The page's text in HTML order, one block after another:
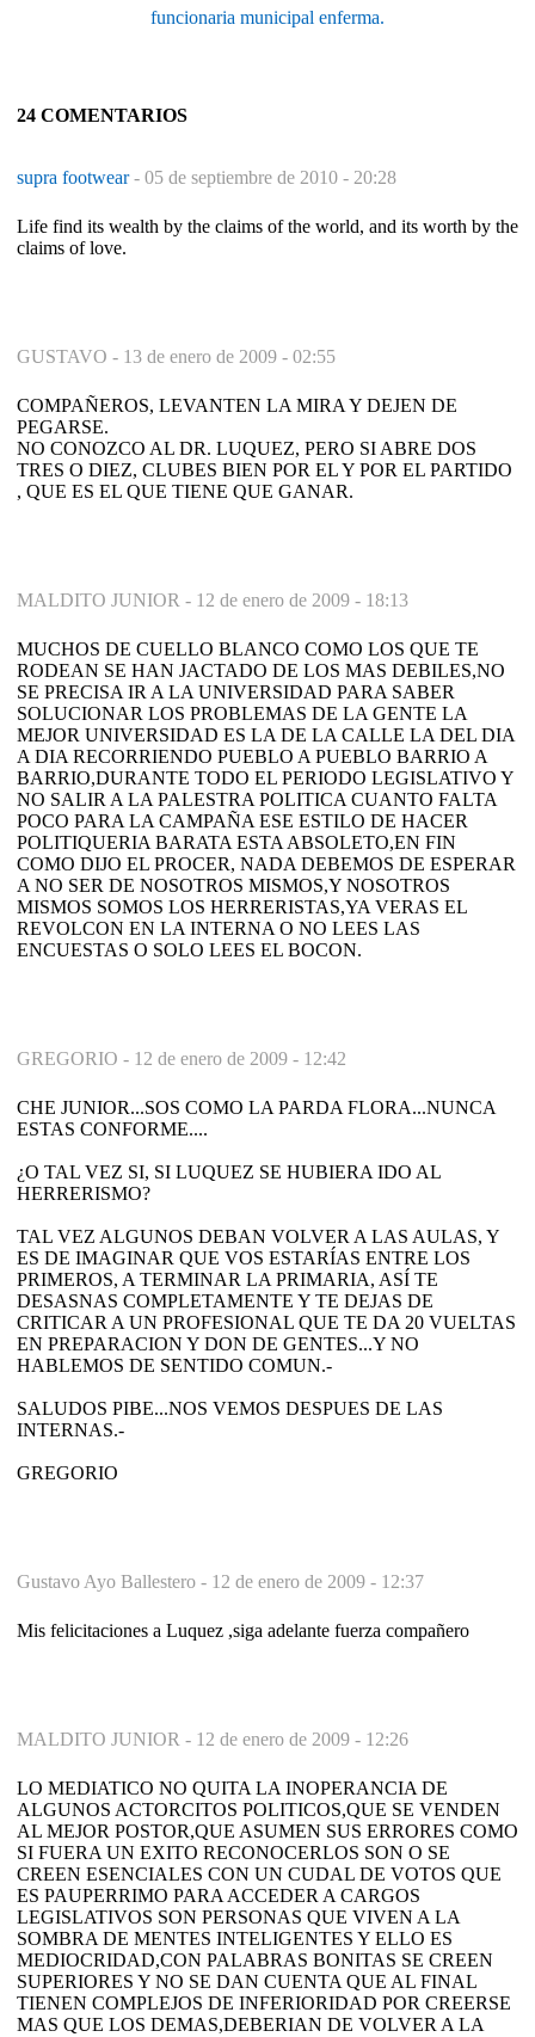
funcionaria municipal enferma.
24 COMENTARIOS
supra footwear- 05 de septiembre de 2010 - 20:28
Life find its wealth by the claims of the world, and its worth by the
claims of love.
GUSTAVO - 13 de enero de 2009 - 02:55
COMPAÑEROS, LEVANTEN LA MIRA Y DEJEN DE
PEGARSE.
NO CONOZCO AL DR. LUQUEZ, PERO SI ABRE DOS
TRES O DIEZ, CLUBES BIEN POR EL Y POR EL PARTIDO
, QUE ES EL QUE TIENE QUE GANAR.
MALDITO JUNIOR - 12 de enero de 2009 - 18:13
MUCHOS DE CUELLO BLANCO COMO LOS QUE TE
RODEAN SE HAN JACTADO DE LOS MAS DEBILES,NO
SE PRECISA IR A LA UNIVERSIDAD PARA SABER
SOLUCIONAR LOS PROBLEMAS DE LA GENTE LA
MEJOR UNIVERSIDAD ES LA DE LA CALLE LA DEL DIA
A DIA RECORRIENDO PUEBLO A PUEBLO BARRIO A
BARRIO,DURANTE TODO EL PERIODO LEGISLATIVO Y
NO SALIR A LA PALESTRA POLITICA CUANTO FALTA
POCO PARA LA CAMPAÑA ESE ESTILO DE HACER
POLITIQUERIA BARATA ESTA ABSOLETO,EN FIN
COMO DIJO EL PROCER, NADA DEBEMOS DE ESPERAR
A NO SER DE NOSOTROS MISMOS,Y NOSOTROS
MISMOS SOMOS LOS HERRERISTAS,YA VERAS EL
REVOLCON EN LA INTERNA O NO LEES LAS
ENCUESTAS O SOLO LEES EL BOCON.
GREGORIO - 12 de enero de 2009 - 12:42
CHE JUNIOR...SOS COMO LA PARDA FLORA...NUNCA
ESTAS CONFORME....
¿O TAL VEZ SI, SI LUQUEZ SE HUBIERA IDO AL
HERRERISMO?
TAL VEZ ALGUNOS DEBAN VOLVER A LAS AULAS, Y
ES DE IMAGINAR QUE VOS ESTARÍAS ENTRE LOS
PRIMEROS, A TERMINAR LA PRIMARIA, ASÍ TE
DESASNAS COMPLETAMENTE Y TE DEJAS DE
CRITICAR A UN PROFESIONAL QUE TE DA 20 VUELTAS
EN PREPARACION Y DON DE GENTES...Y NO
HABLEMOS DE SENTIDO COMUN.-
SALUDOS PIBE...NOS VEMOS DESPUES DE LAS
INTERNAS.-
GREGORIO
Gustavo Ayo Ballestero - 12 de enero de 2009 - 12:37
Mis felicitaciones a Luquez ,siga adelante fuerza compañero
MALDITO JUNIOR - 12 de enero de 2009 - 12:26
LO MEDIATICO NO QUITA LA INOPERANCIA DE
ALGUNOS ACTORCITOS POLITICOS,QUE SE VENDEN
AL MEJOR POSTOR,QUE ASUMEN SUS ERRORES COMO
SI FUERA UN EXITO RECONOCERLOS SON O SE
CREEN ESENCIALES CON UN CUDAL DE VOTOS QUE
ES PAUPERRIMO PARA ACCEDER A CARGOS
LEGISLATIVOS SON PERSONAS QUE VIVEN A LA
SOMBRA DE MENTES INTELIGENTES Y ELLO ES
MEDIOCRIDAD,CON PALABRAS BONITAS SE CREEN
SUPERIORES Y NO SE DAN CUENTA QUE AL FINAL
TIENEN COMPLEJOS DE INFERIORIDAD POR CREERSE
MAS QUE LOS DEMAS,DEBERIAN DE VOLVER A LA